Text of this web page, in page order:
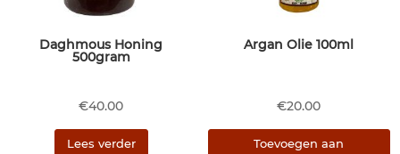
Daghmous Honing
500gram
€40.00
Lees verder
Argan Olie 100ml
€20.00
Toevoegen aan